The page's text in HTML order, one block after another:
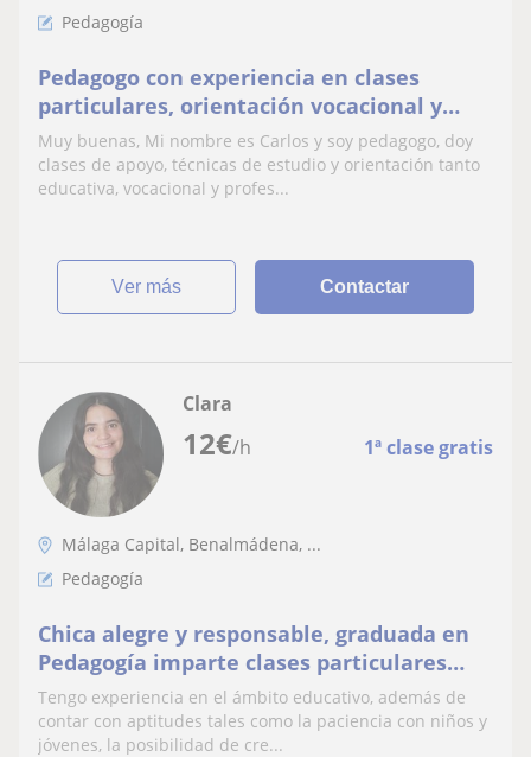
Pedagogía
Pedagogo con experiencia en clases
particulares, orientación vocacional y
profesional y como monitor de diversas
materias.
Muy buenas, Mi nombre es Carlos y soy pedagogo, doy
clases de apoyo, técnicas de estudio y orientación tanto
educativa, vocacional y profes...
ver más Contactar
12€/h 1ª clase gratis
Clara
Málaga Capital, Benalmádena, ...
Pedagogía
Chica alegre y responsable, graduada en
Pedagogía imparte clases particulares
desde Educación Primaria hasta ESO
Tengo experiencia en el ámbito educativo, además de
contar con aptitudes tales como la paciencia con niños y
jóvenes, la posibilidad de cre...